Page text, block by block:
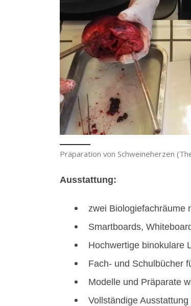
Präparation von Schweineherzen
Ausstattung:
zwei Biologiefachräume
Smartboards,
Hochwertige binokulare
Fach- und Schulbücher
Modelle und Präparate
Vollständige